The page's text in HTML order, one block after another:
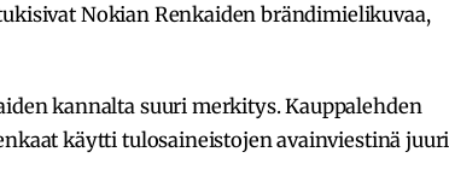
Nokian Renkaiden brändimielikuvaa,
kannalta suuri merkitys. Kauppalehden
käytti tulosaineistojen avainviestinä juuri